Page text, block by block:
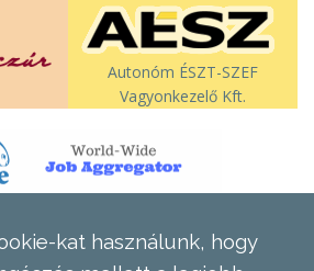
Autonóm ÉSZT-SZEF
Vagyonkezelő Kft.
kat használunk, hogy